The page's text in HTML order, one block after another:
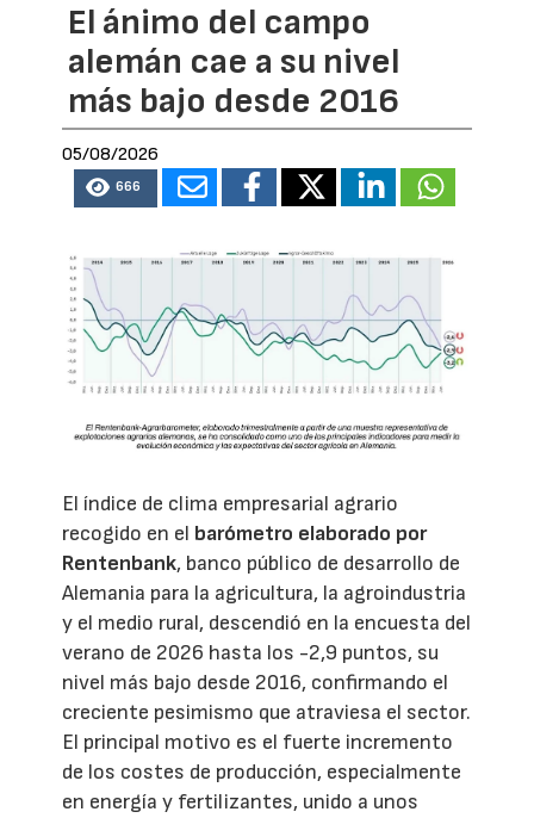
El ánimo del campo
alemán cae a su nivel
más bajo desde 2016
05/08/2026
666
El índice de clima empresarial agrario
recogido en el barómetro elaborado por
Rentenbank, banco público de desarrollo de
Alemania para la agricultura, la agroindustria
y el medio rural, descendió en la encuesta del
verano de 2026 hasta los -2,9 puntos, su
nivel más bajo desde 2016, confirmando el
creciente pesimismo que atraviesa el sector.
El principal motivo es el fuerte incremento
de los costes de producción, especialmente
en energía y fertilizantes, unido a unos